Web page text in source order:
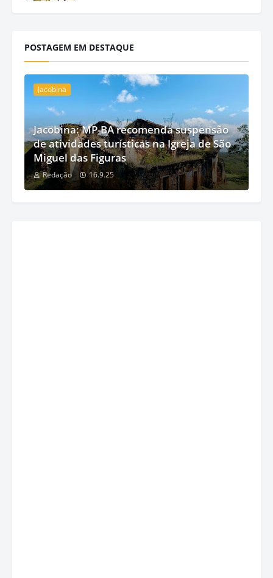
POSTAGEM EM DESTAQUE
Jacobina
Jacobina: MP-BA recomenda suspensão
de atividades turísticas na Igreja de São
Miguel das Figuras
Redação 16.9.25